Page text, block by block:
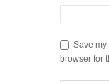
Save
browser for